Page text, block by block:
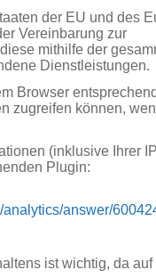
der EU und des
Vereinbarung zur
mithilfe der
Dienstleistungen.
Browser
zugreifen können,
(inklusive Ihrer
Plugin:
analytics/answer/
ist wichtig, da